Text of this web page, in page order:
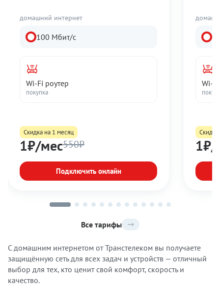
домашний интернет
100 Мбит/с
Wi-Fi роутер
покупка
Скидка на 1 месяц
1₽/мес550₽
Подключить онлайн
Wi-
1₽/
Все тарифы
С домашним интернетом от Транстелеком вы получаете
защищённую сеть для всех задач и устройств — отличный
выбор для тех, кто ценит свой комфорт, скорость и
качество.